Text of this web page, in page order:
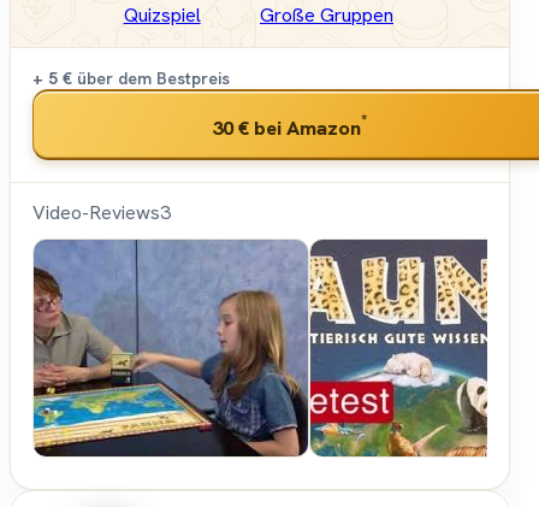
Quizspiel Große Gruppen
+ 5 € über dem Bestpreis
30 € bei Amazon*
Video-Reviews3
Spiel
des
Jahres